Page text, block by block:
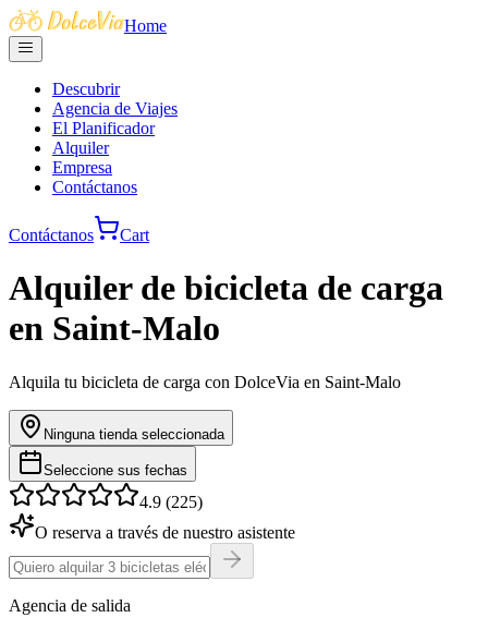
Home
Descubrir
Agencia de Viajes
El Planificador
Alquiler
Empresa
Contáctanos
Contáctanos Cart
Alquiler de bicicleta de carga
en Saint-Malo
Alquila tu bicicleta de carga con DolceVia en Saint-Malo
Ninguna tienda seleccionada
Seleccione sus fechas
4.9 (225)
O reserva a través de nuestro asistente
Agencia de salida